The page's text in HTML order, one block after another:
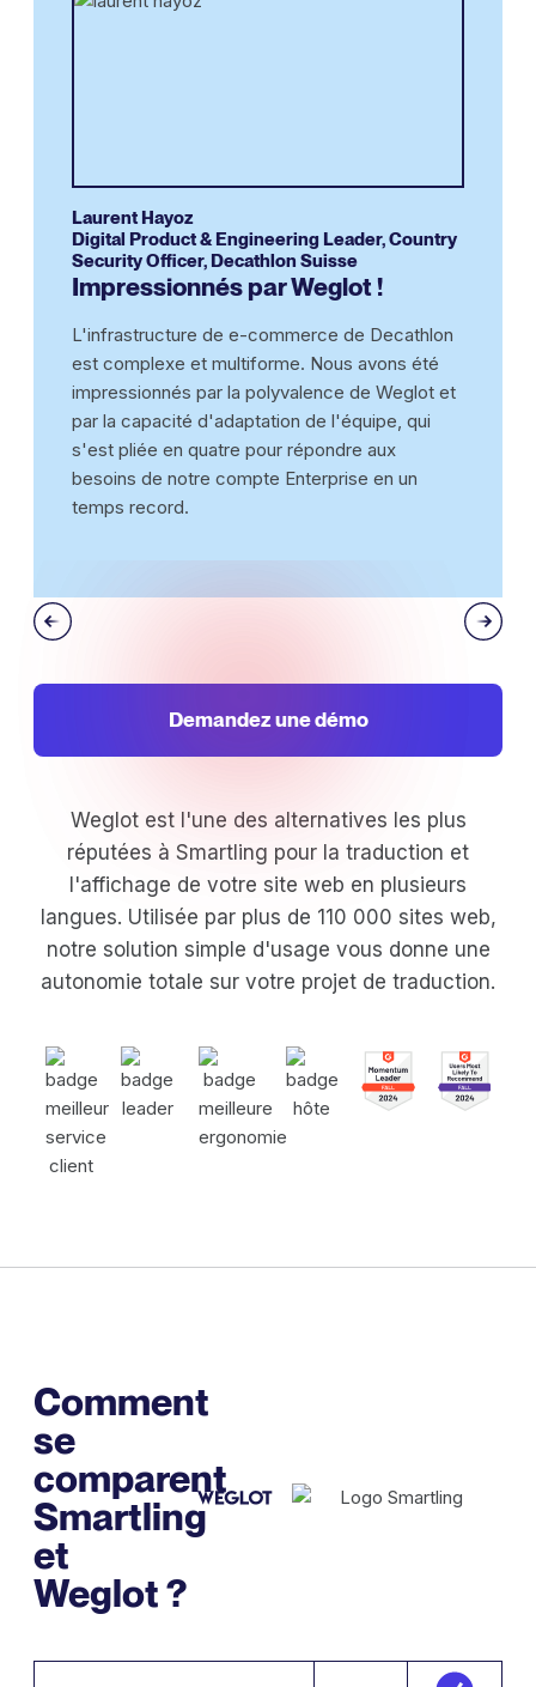
Laurent Hayoz
Digital Product & Engineering Leader, Country
Security Officer, Decathlon Suisse
Impressionnés par Weglot !
L'infrastructure de e-commerce de Decathlon
est complexe et multiforme. Nous avons été
impressionnés par la polyvalence de Weglot et
par la capacité d'adaptation de l'équipe, qui
s'est pliée en quatre pour répondre aux
besoins de notre compte Enterprise en un
temps record.
Demandez une démo
Weglot est l'une des alternatives les plus
réputées à Smartling pour la traduction et
l'affichage de votre site web en plusieurs
langues. Utilisée par plus de 110 000 sites web,
notre solution simple d'usage vous donne une
autonomie totale sur votre projet de traduction.
Comment
se
comparent
Smartling
et
Weglot ?